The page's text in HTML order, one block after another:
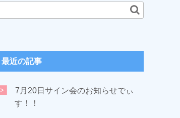
最近の記事
7月20日サイン会のお知らせでぃ
す！！